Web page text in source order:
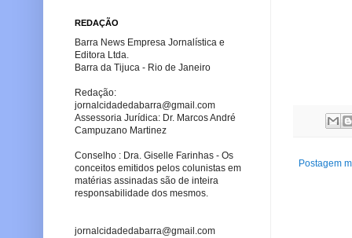
Postagem
REDAÇÃO
Barra News Empresa Jornalística e
Editora Ltda.
Barra da Tijuca - Rio de Janeiro
Redação:
jornalcidadedabarra@gmail.com
Assessoria Jurídica: Dr. Marcos André
Campuzano Martinez
Conselho : Dra. Giselle Farinhas - Os
conceitos emitidos pelos colunistas em
matérias assinadas são de inteira
responsabilidade dos mesmos.
jornalcidadedabarra@gmail.com